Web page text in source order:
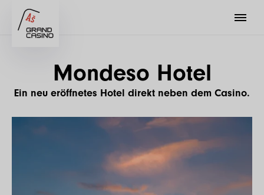
Mondeso Hotel
Ein neu eröffnetes Hotel direkt neben dem Casino.